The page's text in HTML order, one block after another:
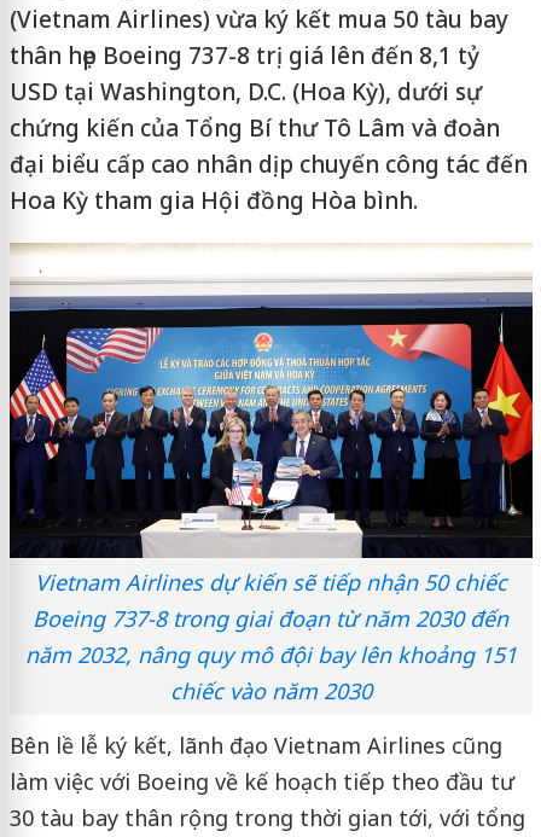
(Vietnam Airlines) vừa ký kết mua 50 tàu bay
thân hẹp Boeing 737-8 trị giá lên đến 8,1 tỷ
USD tại Washington, D.C. (Hoa Kỳ), dưới sự
chứng kiến của Tổng Bí thư Tô Lâm và đoàn
đại biểu cấp cao nhân dịp chuyến công tác đến
Hoa Kỳ tham gia Hội đồng Hòa bình.
Vietnam Airlines dự kiến sẽ tiếp nhận 50 chiếc
Boeing 737-8 trong giai đoạn từ năm 2030 đến
năm 2032, nâng quy mô đội bay lên khoảng 151
chiếc vào năm 2030
Bên lề lễ ký kết, lãnh đạo Vietnam Airlines cũng
làm việc với Boeing về kế hoạch tiếp theo đầu tư
30 tàu bay thân rộng trong thời gian tới, với tổng